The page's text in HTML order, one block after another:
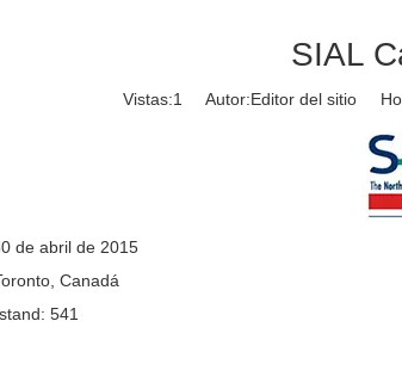
SIAL
Vistas:1 Autor:Editor del sitio
de abril de 2015
Canadá
541